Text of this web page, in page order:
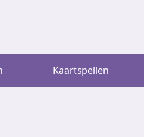
Kaartspellen